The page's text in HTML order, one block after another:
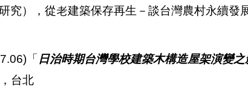
究），從老建築保存再生－談台灣農村永續發
「 日治時期台灣學校建築木構造屋架演變
台北